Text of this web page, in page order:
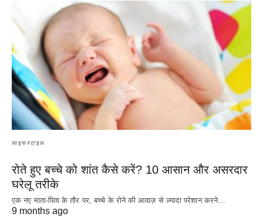
लाइफस्टाइल
रोते हुए बच्चे को शांत कैसे करें? 10 आसान और असरदार
घरेलू तरीके
एक नए माता-पिता के तौर पर, बच्चे के रोने की आवाज़ से ज़्यादा परेशान करने…
9 months ago